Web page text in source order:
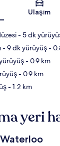
Harita
Ulaşım
- 5 dk
- 9 dk yürüyüş-
- 0.9 km
- 0.9 km
- 1.2 km
yeri